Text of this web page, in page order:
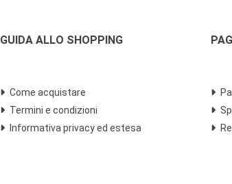
GUIDA ALLO SHOPPING
Come acquistare
Termini e condizioni
Informativa privacy ed estesa